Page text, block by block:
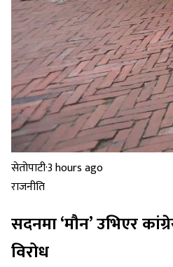
सेतोपाटी·3 hours ago
राजनीति
सदनमा ‘मौन’ उभिएर
विरोध